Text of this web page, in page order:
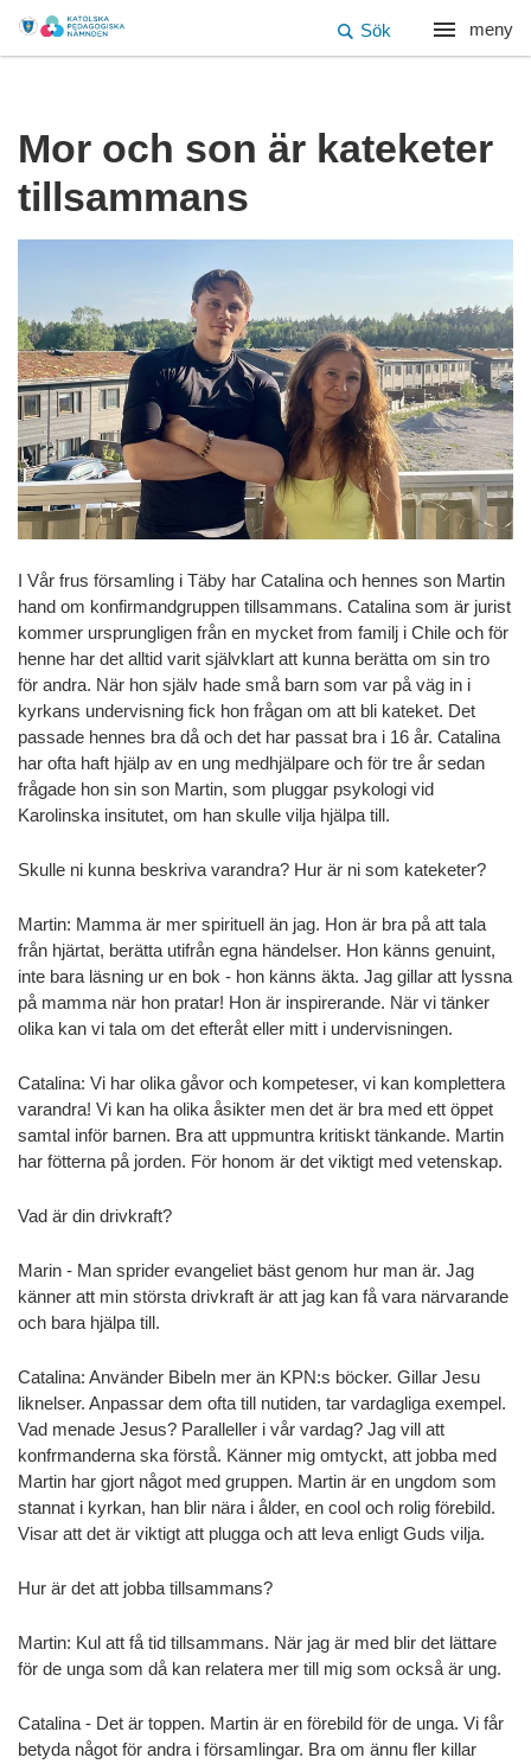
meny
Sök
Mor och son är kateketer
tillsammans
I Vår frus församling i Täby har Catalina och hennes son Martin
hand om konfirmandgruppen tillsammans. Catalina som är jurist
kommer ursprungligen från en mycket from familj i Chile och för
henne har det alltid varit självklart att kunna berätta om sin tro
för andra. När hon själv hade små barn som var på väg in i
kyrkans undervisning fick hon frågan om att bli kateket. Det
passade hennes bra då och det har passat bra i 16 år. Catalina
har ofta haft hjälp av en ung medhjälpare och för tre år sedan
frågade hon sin son Martin, som pluggar psykologi vid
Karolinska insitutet, om han skulle vilja hjälpa till.
Skulle ni kunna beskriva varandra? Hur är ni som kateketer?
Martin: Mamma är mer spirituell än jag. Hon är bra på att tala
från hjärtat, berätta utifrån egna händelser. Hon känns genuint,
inte bara läsning ur en bok - hon känns äkta. Jag gillar att lyssna
på mamma när hon pratar! Hon är inspirerande. När vi tänker
olika kan vi tala om det efteråt eller mitt i undervisningen.
Catalina: Vi har olika gåvor och kompeteser, vi kan komplettera
varandra! Vi kan ha olika åsikter men det är bra med ett öppet
samtal inför barnen. Bra att uppmuntra kritiskt tänkande. Martin
har fötterna på jorden. För honom är det viktigt med vetenskap.
Vad är din drivkraft?
Marin - Man sprider evangeliet bäst genom hur man är. Jag
känner att min största drivkraft är att jag kan få vara närvarande
och bara hjälpa till.
Catalina: Använder Bibeln mer än KPN:s böcker. Gillar Jesu
liknelser. Anpassar dem ofta till nutiden, tar vardagliga exempel.
Vad menade Jesus? Paralleller i vår vardag? Jag vill att
konfrmanderna ska förstå. Känner mig omtyckt, att jobba med
Martin har gjort något med gruppen. Martin är en ungdom som
stannat i kyrkan, han blir nära i ålder, en cool och rolig förebild.
Visar att det är viktigt att plugga och att leva enligt Guds vilja.
Hur är det att jobba tillsammans?
Martin: Kul att få tid tillsammans. När jag är med blir det lättare
för de unga som då kan relatera mer till mig som också är ung.
Catalina - Det är toppen. Martin är en förebild för de unga. Vi får
betyda något för andra i församlingar. Bra om ännu fler killar